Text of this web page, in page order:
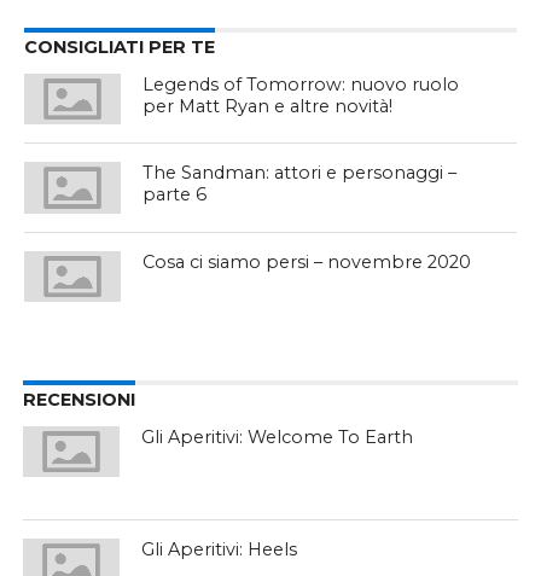
CONSIGLIATI PER TE
Legends of Tomorrow: nuovo ruolo
per Matt Ryan e altre novità!
The Sandman: attori e personaggi –
parte 6
Cosa ci siamo persi – novembre 2020
RECENSIONI
Gli Aperitivi: Welcome To Earth
Gli Aperitivi: Heels